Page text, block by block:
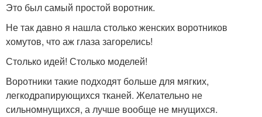
Это был самый простой воротник.
Не так давно я нашла столько женских воротников
хомутов, что аж глаза загорелись!
Столько идей! Столько моделей!
Воротники такие подходят больше для мягких,
легкодрапирующихся тканей. Желательно не
сильномнущихся, а лучше вообще не мнущихся.